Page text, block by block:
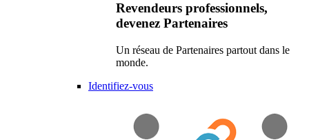
Revendeurs professionnels,
devenez Partenaires
Un réseau de Partenaires partout dans le
monde.
Identifiez-vous